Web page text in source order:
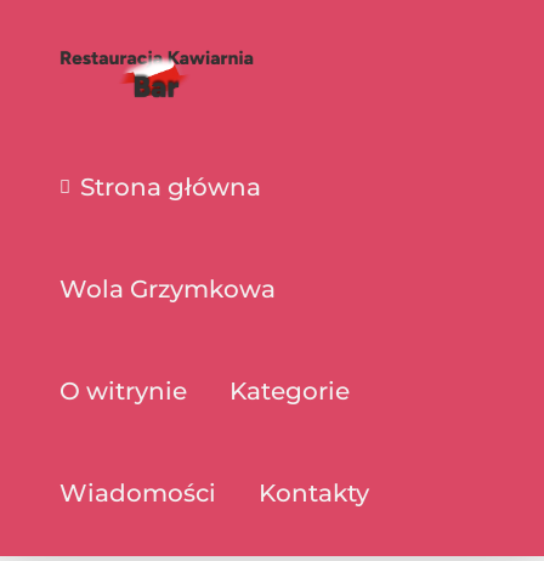
Strona główna
Wola Grzymkowa
O witrynie Kategorie
Wiadomości Kontakty